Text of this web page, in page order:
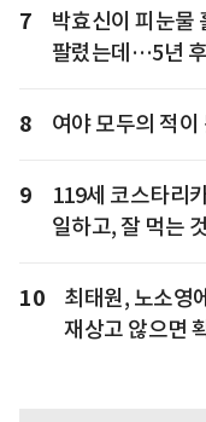
7
박효신이 피눈물
팔렸는데…5년
8 여야 모두의 적
9
119세 코스타리
일하고, 잘 먹는
10
최태원, 노소영
재상고 않으면